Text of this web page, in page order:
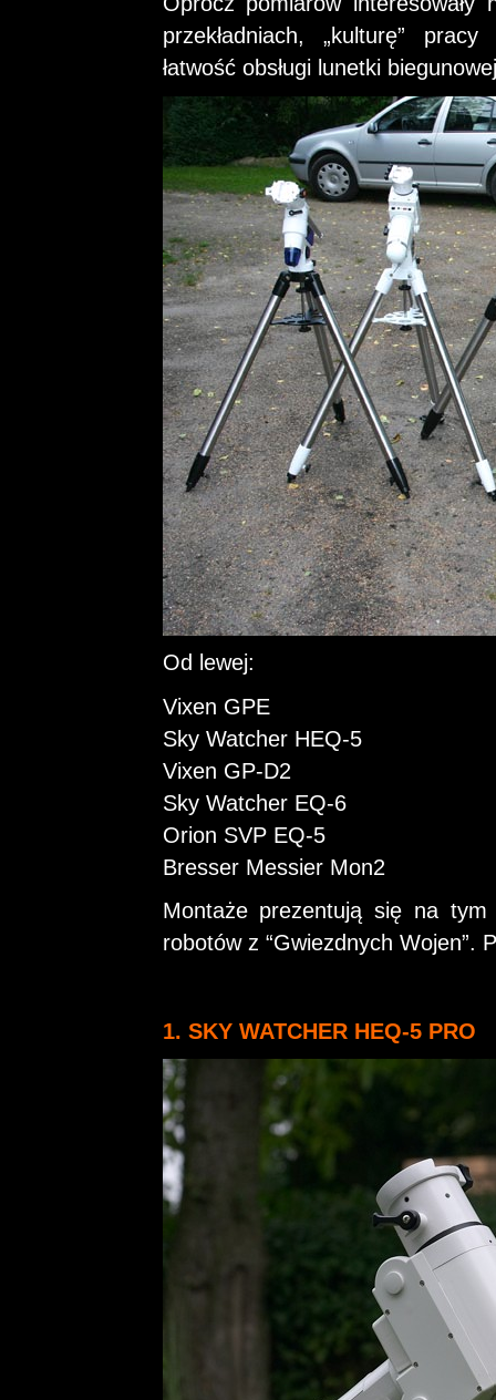
przekładniach, „kulturę”
łatwość obsługi lunetki
Od lewej:
Vixen GPE
Sky Watcher HEQ-5
Vixen GP-D2
Sky Watcher EQ-6
Orion SVP EQ-5
Bresser Messier Mon2
Montaże prezentują się na
robotów z “Gwiezdnych Wojen”.
1. SKY WATCHER HEQ-5 PRO